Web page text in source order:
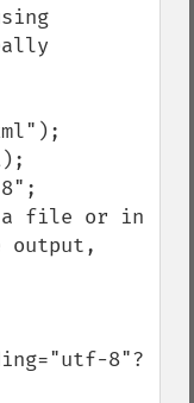
a file or in
output,
8"?